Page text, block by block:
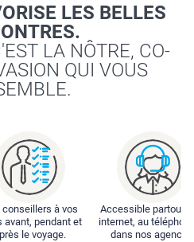
LES BELLES
LA NÔTRE, CO-
QUI VOUS
conseillers à vos
avant, pendant et
le voyage.
Accessible partout :
internet, au
dans nos